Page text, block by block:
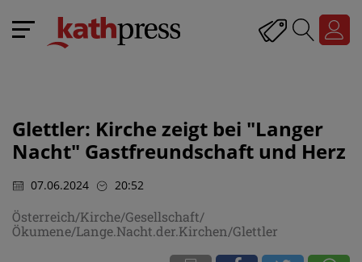
Glettler: Kirche zeigt bei "Langer
Nacht" Gastfreundschaft und Herz
07.06.2024 20:52
Österreich/Kirche/Gesellschaft/
Ökumene/Lange.Nacht.der.Kirchen/Glettler